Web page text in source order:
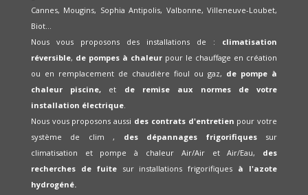
Cannes, Mougins, Sophia Antipolis, Valbonne, Villeneuve-Loubet,
Biot...
Nous vous proposons des installations de : climatisation
réversible, de pompes à chaleurpour le chauffage en création
ou en remplacement de chaudière fioul ou gaz, de pompe à
chaleur piscine, et de remise aux normes de votre
installation électrique.
Nous vous proposons aussi des contrats d'entretien pour votre
système de clim , des dépannages frigorifiquessur
climatisation et pompe à chaleur Air/Air et Air/Eau, des
recherches de fuite sur installations frigorifiques à l'azote
hydrogéné.